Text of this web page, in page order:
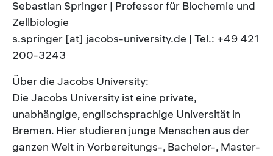
Sebastian Springer | Professor für Biochemie und
Zellbiologie
s.springer [at] jacobs-university.de | Tel.: +49 421
200-3243
Über die Jacobs University:
Die Jacobs University ist eine private,
unabhängige, englischsprachige Universität in
Bremen. Hier studieren junge Menschen aus der
ganzen Welt in Vorbereitungs-, Bachelor-, Master-